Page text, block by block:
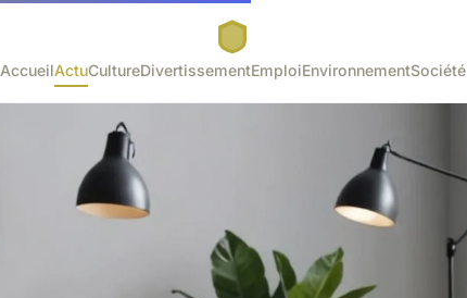
AccueilActuCultureDivertissementEmploiEnvironnementSociété